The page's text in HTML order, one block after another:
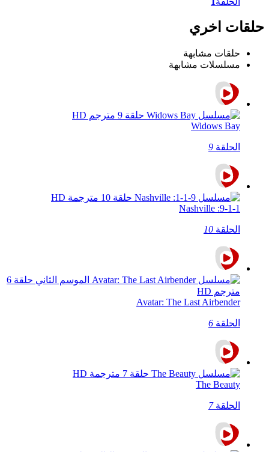
حلقات اخري
حلقات مشابهة
مسلسلات مشابهة
Widows Bay
الحلقة 9
9-1-1: Nashville
الحلقة 10
Avatar: The Last Airbender
الحلقة 6
The Beauty
الحلقة7